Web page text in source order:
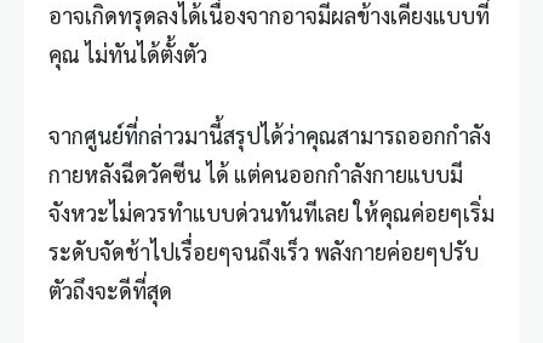
อาจเกิดทรุดลงได้เนื่องจากอาจมีผลข้างเคียงแบบที่
คุณ ไม่ทันได้ตั้งตัว
จากศูนย์ที่กล่าวมานี้สรุปได้ว่าคุณสามารถออกกำลัง
กายหลังฉีดวัคซีน ได้ แต่คนออกกำลังกายแบบมี
จังหวะไม่ควรทำแบบด่วนทันทีเลย ให้คุณค่อยๆเริ่ม
ระดับจัดช้าไปเรื่อยๆจนถึงเร็ว พลังกายค่อยๆปรับ
ตัวถึงจะดีที่สุด